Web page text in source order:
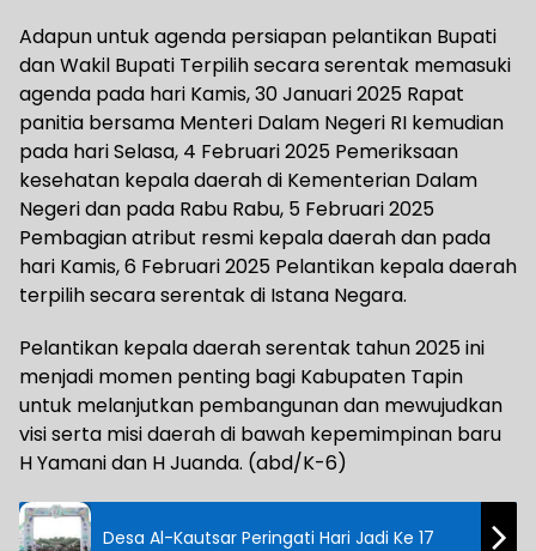
Adapun untuk agenda persiapan pelantikan Bupati
dan Wakil Bupati Terpilih secara serentak memasuki
agenda pada hari Kamis, 30 Januari 2025 Rapat
panitia bersama Menteri Dalam Negeri RI kemudian
pada hari Selasa, 4 Februari 2025 Pemeriksaan
kesehatan kepala daerah di Kementerian Dalam
Negeri dan pada Rabu Rabu, 5 Februari 2025
Pembagian atribut resmi kepala daerah dan pada
hari Kamis, 6 Februari 2025 Pelantikan kepala daerah
terpilih secara serentak di Istana Negara.
Pelantikan kepala daerah serentak tahun 2025 ini
menjadi momen penting bagi Kabupaten Tapin
untuk melanjutkan pembangunan dan mewujudkan
visi serta misi daerah di bawah kepemimpinan baru
H Yamani dan H Juanda. (abd/K-6)
Desa Al-Kautsar Peringati Hari Jadi Ke 17